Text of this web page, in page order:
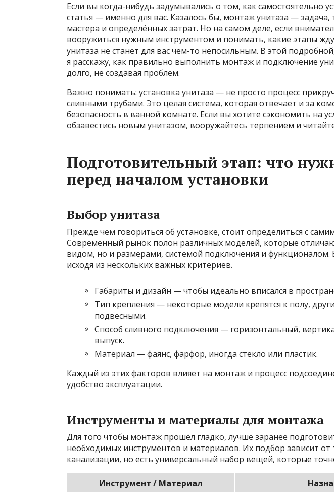
Если вы когда-нибудь задумывались о том, как самостоятельно
статья — именно для вас. Казалось бы, монтаж унитаза —
мастера и определённых затрат. Но на самом деле, если
вооружиться нужным инструментом и понимать, какие этапы
унитаза не станет для вас чем-то непосильным. В этой
я расскажу, как правильно выполнить монтаж и подключение
долго, не создавая проблем.
Важно понимать: установка унитаза — не просто процесс
сливными трубами. Это целая система, которая отвечает и за
безопасность в ванной комнате. Если вы хотите сэкономить на
обзавестись новым унитазом, вооружайтесь терпением и
Подготовительный этап: что
перед началом установки
Выбор унитаза
Прежде чем говориться об установке, стоит определиться с
Современный рынок полон различных моделей, которые
видом, но и размерами, системой подключения и функционалом.
исходя из нескольких важных критериев.
Габариты и дизайн — чтобы идеально вписался в
Тип крепления — некоторые модели крепятся к полу,
подвесными.
Способ сливного подключения — горизонтальный,
выпуск.
Материал — фаянс, фарфор, иногда стекло или пластик.
Каждый из этих факторов влияет на монтаж и процесс
удобство эксплуатации.
Инструменты и материалы для монтажа
Для того чтобы монтаж прошёл гладко, лучше заранее
необходимых инструментов и материалов. Их подбор зависит от
канализации, но есть универсальный набор вещей, которые
Инструмент / Материал